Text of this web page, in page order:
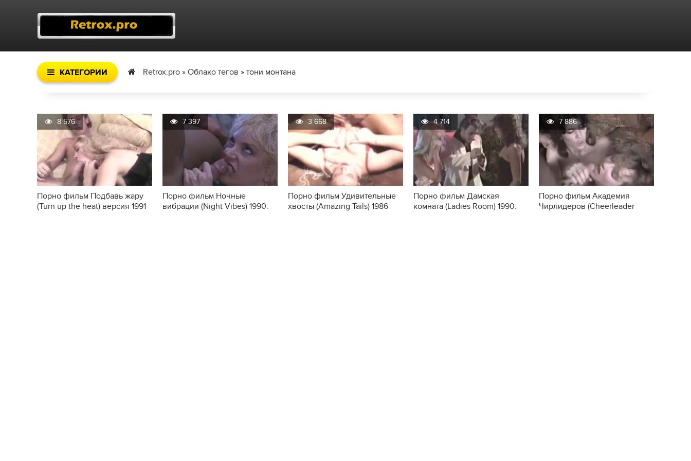
КАТЕГОРИИ Retrox.pro » Облако тегов » тони монтана
8 576
Порно фильм Подбавь жару
(Turn up the heat) версия 1991
7 397
Порно фильм Ночные
вибрации (Night Vibes) 1990.
3 668
Порно фильм Удивительные
хвосты (Amazing Tails) 1986
4 714
Порно фильм Дамская
комната (Ladies Room) 1990.
7 886
Порно фильм Академия
Чирлидеров (Cheerleader